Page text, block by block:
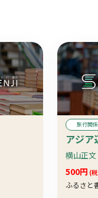
旅行関
アジア
横山正文
500円 (
ふるさと